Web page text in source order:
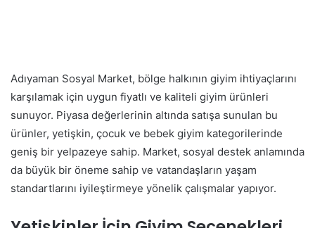
Adıyaman Sosyal Market, bölge halkının giyim ihtiyaçlarını
karşılamak için uygun fiyatlı ve kaliteli giyim ürünleri
sunuyor. Piyasa değerlerinin altında satışa sunulan bu
ürünler, yetişkin, çocuk ve bebek giyim kategorilerinde
geniş bir yelpazeye sahip. Market, sosyal destek anlamında
da büyük bir öneme sahip ve vatandaşların yaşam
standartlarını iyileştirmeye yönelik çalışmalar yapıyor.